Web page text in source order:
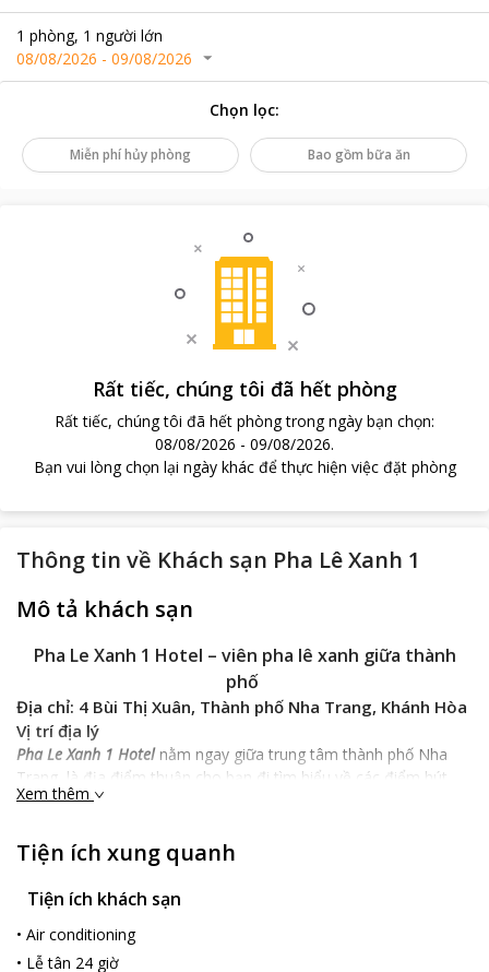
1 phòng, 1 người lớn
08/08/2026 - 09/08/2026
Chọn lọc:
Miễn phí hủy phòng Bao gồm bữa ăn
Rất tiếc, chúng tôi đã hết phòng
Rất tiếc, chúng tôi đã hết phòng trong ngày bạn chọn:
08/08/2026 - 09/08/2026.
Bạn vui lòng chọn lại ngày khác để thực hiện việc đặt phòng
Thông tin về Khách sạn Pha Lê Xanh 1
Mô tả khách sạn
Pha Le Xanh 1 Hotel – viên pha lê xanh giữa thành
phố
Địa chỉ: 4 Bùi Thị Xuân, Thành phố Nha Trang, Khánh Hòa
Vị trí địa lý
Pha Le Xanh 1 Hotelnằm ngay giữa trung tâm thành phố Nha
Trang, là địa điểm thuận cho bạn đi tìm hiểu về các điểm hút
khách ở thanh phố Nha Trang như: bãi biển Nha Trang xinh đẹp,
Bên cạnh đó, Pha Le Xanh 1 còn là địa điểm thoải mái, thuận
tiện cho du khách khi di chuyển từ sân bay, nhà gas, chỉ mất vài
phút các du khách có thể đi thăm quan, mua sắm và tận hưởng
không khí trong lành từ bãi biển đẹp mộng mơ.
Đặc điểm khách sạn
Đ iểm nổi bật nhất của
Xem thêm
Tiện ích xung quanh
Tiện ích khách sạn
• Air conditioning
• Lễ tân 24 giờ